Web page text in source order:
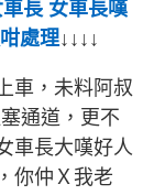
長 女車長嘆
處理↓↓↓↓
車，未料阿叔
通道，更不
車長大嘆好人
你仲Ｘ我老